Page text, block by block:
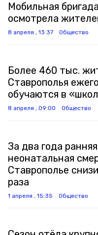
Мобильная
осмотрела
8 апреля , 13:37 Общество
Более 460 тыс.
Ставрополья
обучаются в
8 апреля , 09:00 Общество
За два года ранняя
неонатальная
Ставрополье
раза
1 апреля , 15:35 Общество